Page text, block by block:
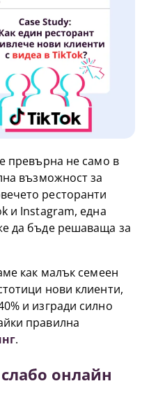
превърна не само в
възможност за
ресторанти
и Instagram, една
да бъде решаваща за
как малък семеен
нови клиенти,
и изгради силно
правилна
.
онлайн